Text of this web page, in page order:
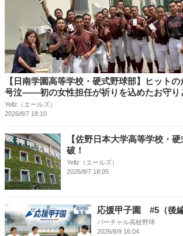
【日南学園高等学校・硬式野球部】ヒット
号泣――初の女性担任が祈りを込めたお守り
Yellz（エールズ）
2026/8/7 18:10
【佐野日本大学高等学校・
破！
Yellz（エールズ）
2026/8/7 18:05
応援甲子園 #5（後編
バーチャル高校野球
2026/8/9 16:04